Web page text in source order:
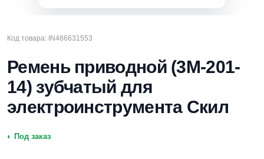
Код товара: IN486631553
Ремень приводной (3M-201-
14) зубчатый для
электроинструмента Скил
◐ Под заказ